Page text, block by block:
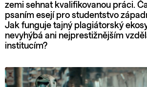
zemi sehnat kvalifikovanou práci.
psaním esejí pro studentstvo
Jak funguje tajný plagiátorský
nevyhýbá ani nejprestižnějším
institucím?